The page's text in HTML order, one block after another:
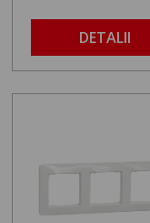
maximă admisă de
kg și înălțime
de la 1,8 la 2,9
DETALII